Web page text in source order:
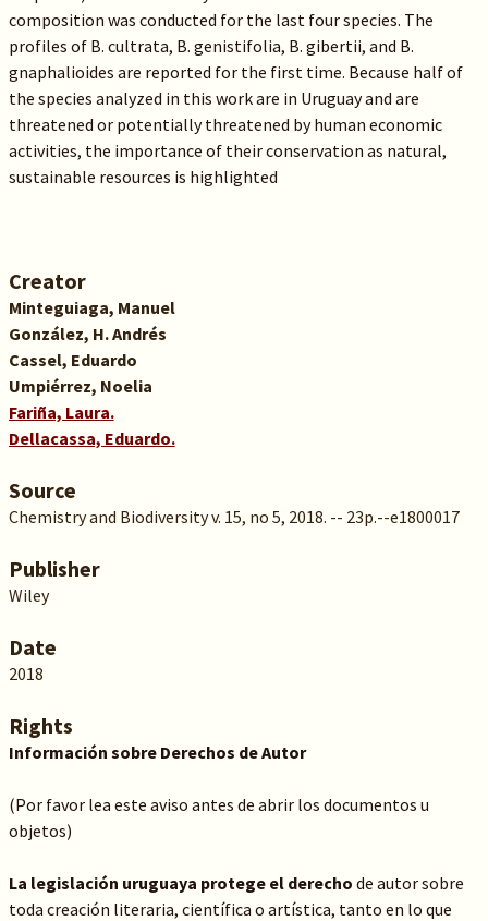
composition was conducted for the last four species. The
profiles of B. cultrata, B. genistifolia, B. gibertii, and B.
gnaphalioides are reported for the first time. Because half of
the species analyzed in this work are in Uruguay and are
threatened or potentially threatened by human economic
activities, the importance of their conservation as natural,
sustainable resources is highlighted
Creator
Minteguiaga, Manuel
González, H. Andrés
Cassel, Eduardo
Umpiérrez, Noelia
Fariña, Laura.
Dellacassa, Eduardo.
Source
Chemistry and Biodiversity v. 15, no 5, 2018. -- 23p.--e1800017
Publisher
Wiley
Date
2018
Rights
Información sobre Derechos de Autor
(Por favor lea este aviso antes de abrir los documentos u
objetos)
La legislación uruguaya protege el derecho de autor sobre
toda creación literaria, científica o artística, tanto en lo que